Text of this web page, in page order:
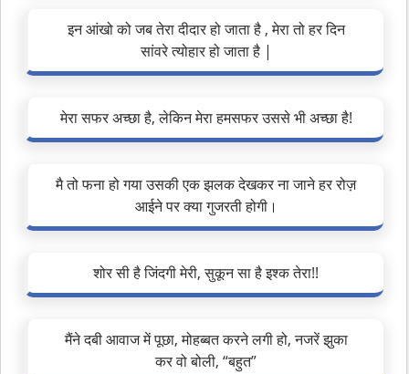
इन आंखो को जब तेरा दीदार हो जाता है , मेरा तो हर दिन
सांवरे त्योहार हो जाता है |
मेरा सफर अच्छा है, लेकिन मेरा हमसफर उससे भी अच्छा है!
मै तो फना हो गया उसकी एक झलक देखकर ना जाने हर रोज़
आईने पर क्या गुजरती होगी।
शोर सी है जिंदगी मेरी, सुकून सा है इश्क तेरा!!
मैंने दबी आवाज में पूछा, मोहब्बत करने लगी हो, नजरें झुका
कर वो बोली, “बहुत”